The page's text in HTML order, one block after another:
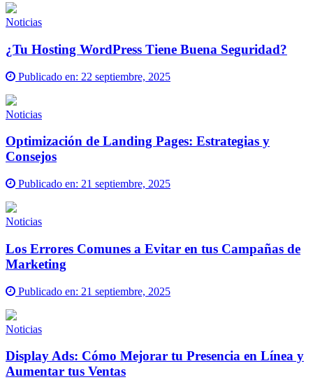
Noticias
¿Tu Hosting WordPress Tiene Buena Seguridad?
Publicado en: 22 septiembre, 2025
Noticias
Optimización de Landing Pages: Estrategias y
Consejos
Publicado en: 21 septiembre, 2025
Noticias
Los Errores Comunes a Evitar en tus Campañas de
Marketing
Publicado en: 21 septiembre, 2025
Noticias
Display Ads: Cómo Mejorar tu Presencia en Línea y
Aumentar tus Ventas